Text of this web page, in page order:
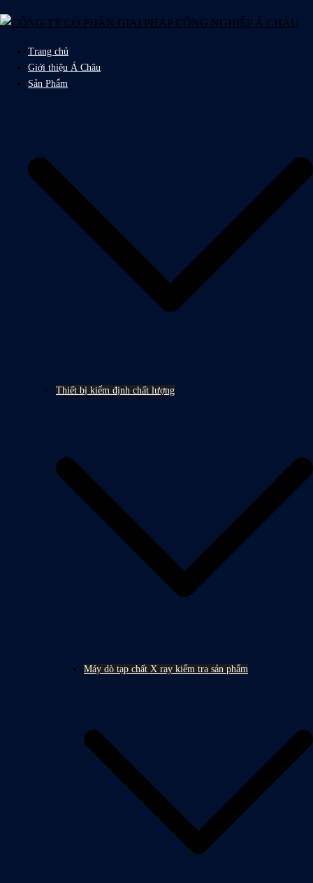
đến
Trang chủ
Giới thiệu Á Châu
Sản Phẩm
Thiết bị kiểm định chất lượng
Máy dò tạp chất X ray kiểm tra sản phẩm